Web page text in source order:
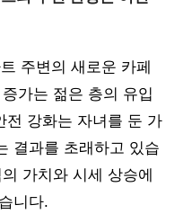
주변의 새로운 카페
가는 젊은 층의 유입
전 강화는 자녀를 둔 가
결과를 초래하고 있습
가치와 시세 상승에
니다.